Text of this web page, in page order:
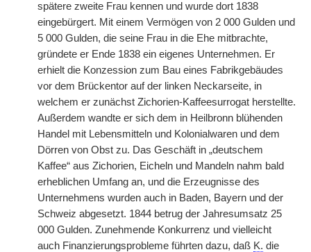
spätere zweite Frau kennen und wurde dort 1838
eingebürgert. Mit einem Vermögen von 2 000 Gulden und
5 000 Gulden, die seine Frau in die Ehe mitbrachte,
gründete er Ende 1838 ein eigenes Unternehmen. Er
erhielt die Konzession zum Bau eines Fabrikgebäudes
vor dem Brückentor auf der linken Neckarseite, in
welchem er zunächst Zichorien-Kaffeesurrogat herstellte.
Außerdem wandte er sich dem in Heilbronn blühenden
Handel mit Lebensmitteln und Kolonialwaren und dem
Dörren von Obst zu. Das Geschäft in „deutschem
Kaffee“ aus Zichorien, Eicheln und Mandeln nahm bald
erheblichen Umfang an, und die Erzeugnisse des
Unternehmens wurden auch in Baden, Bayern und der
Schweiz abgesetzt. 1844 betrug der Jahresumsatz 25
000 Gulden. Zunehmende Konkurrenz und vielleicht
auch Finanzierungsprobleme führten dazu, daß K. die